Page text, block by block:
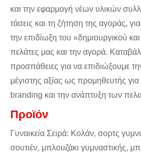
και την εφαρμογή νέων υλικών
τάσεις και τη ζήτηση της αγοράς,
την επιδίωξη του «δημιουργικού
πελάτες μας και την αγορά.
προσπάθειες για να επιδιώξουμε
μέγιστης αξίας ως προμηθευτής
branding και την ανάπτυξη των
Προϊόν
Γυναικεία Σειρά: Κολάν, σορτς
σουτιέν, μπλουζάκι γυμναστικής,